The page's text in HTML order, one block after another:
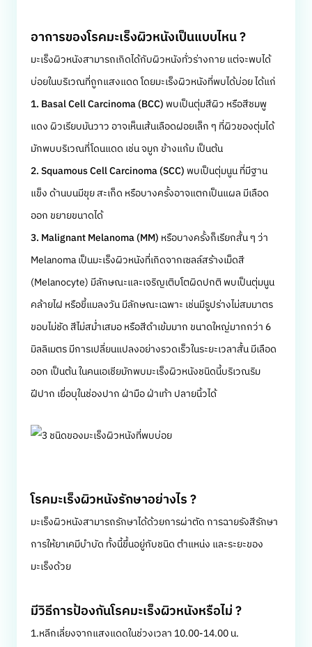
อาการของโรคมะเร็งผิวหนังเป็นแบบไหน ?
มะเร็งผิวหนังสามารถเกิดได้กับผิวหนังทั่วร่างกาย แต่จะพบได้
บ่อยในบริเวณที่ถูกแสงแดด โดยมะเร็งผิวหนังที่พบได้บ่อย ได้แก่
1. Basal Cell Carcinoma (BCC) พบเป็นตุ่มสีผิว หรือสีชมพู
แดง ผิวเรียบมันวาว อาจเห็นเส้นเลือดฝอยเล็ก ๆ ที่ผิวของตุ่มได้
มักพบบริเวณที่โดนแดด เช่น จมูก ข้างแก้ม เป็นต้น
2. Squamous Cell Carcinoma (SCC) พบเป็นตุ่มนูน ที่มีฐาน
แข็ง ด้านบนมีขุย สะเก็ด หรือบางครั้งอาจแตกเป็นแผล มีเลือด
ออก ขยายขนาดได้
3. Malignant Melanoma (MM) หรือบางครั้งก็เรียกสั้น ๆ ว่า
Melanoma เป็นมะเร็งผิวหนังที่เกิดจากเซลล์สร้างเม็ดสี
(Melanocyte) มีลักษณะและเจริญเติบโตผิดปกติ พบเป็นตุ่มนูน
คล้ายไฝ หรือขี้แมลงวัน มีลักษณะเฉพาะ เช่นมีรูปร่างไม่สมมาตร
ขอบไม่ชัด สีไม่สม่ำเสมอ หรือสีดำเข้มมาก ขนาดใหญ่มากกว่า 6
มิลลิเมตร มีการเปลี่ยนแปลงอย่างรวดเร็วในระยะเวลาสั้น มีเลือด
ออก เป็นต้น ในคนเอเชียมักพบมะเร็งผิวหนังชนิดนี้บริเวณริม
ฝีปาก เยื่อบุในช่องปาก ฝ่ามือ ฝ่าเท้า ปลายนิ้วได้
โรคมะเร็งผิวหนังรักษาอย่างไร ?
มะเร็งผิวหนังสามารถรักษาได้ด้วยการผ่าตัด การฉายรังสีรักษา
การให้ยาเคมีบำบัด ทั้งนี้ขึ้นอยู่กับชนิด ตำแหน่ง และระยะของ
มะเร็งด้วย
มีวิธีการป้องกันโรคมะเร็งผิวหนังหรือไม่ ?
1.หลีกเลี่ยงจากแสงแดดในช่วงเวลา 10.00-14.00 น.